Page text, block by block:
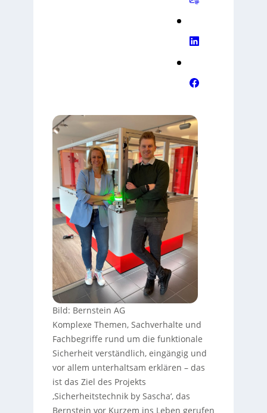
Bild: Bernstein AG
Komplexe Themen, Sachverhalte und
Fachbegriffe rund um die funktionale
Sicherheit verständlich, eingängig und
vor allem unterhaltsam erklären – das
ist das Ziel des Projekts
‚Sicherheitstechnik by Sascha‘, das
Bernstein vor Kurzem ins Leben gerufen